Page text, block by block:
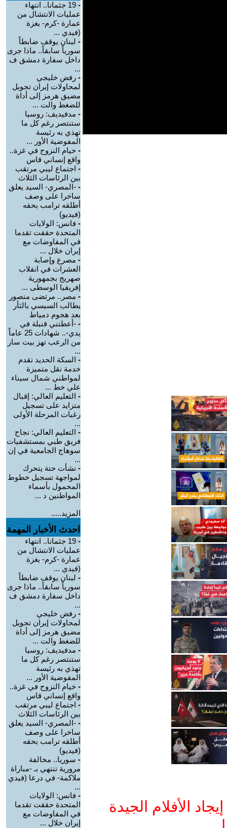
الأفلام الجيدة
-
19 جثمانا.. انتهاء
عمليات الانتشال من
عمارة -كرم- بغزة
(فيدي ...
- لبنان يوقف ضابطاً
سورياً سابقاً.. ماذا جرى
داخل سفارة دمشق ف
...
- رفض خليجي
لمحاولات إيران تحويل
مضيق هرمز إلى أداة
للضغط والت ...
- مدفيديف: روسيا
ستنتصر رغم كل ما
تهذي به رئيسة
المفوضية الأور ...
- خيام النزوح في غزة..
واقع إنساني قاس
- اجتماع ليبي مرتقب
بين الرئاسات الثلاث
- -المصري- السيد يعلق
ساخرا على وصف
أطلقه ترامب بحقه
(فيديو)
- فانس: الولايات
المتحدة حققت تقدما
في المفاوضات مع
إيران خلال ...
- مصرع وإصابة
العشرات في انقلاب
صهريج بجمهورية
إفريقيا الوسطى ...
- مصر.. مرتضى منصور
يطالب السيسي بالثأر
بعد هجوم دمياط
- -أعطتني قنبلة في
يدي-.. شهادات 25 عاماً
من الرعب تهز بيت سار
...
- السكة الحديد تقدم
خدمة نقل متميزة
لمواطني شمال سيناء
علي خط ...
- التعليم العالي: إقبال
متزايد على تسجيل
رغبات المرحلة الأولى
...
- التعليم العالي: نجاح
فريق طبي بمستشفيات
سوهاج الجامعية في إن
...
- نشأت حتة يتحرك
لمواجهة تسجيل خطوط
المحمول بأسماء
المواطنين د ...
المزيد.....
احدث الأخبار المهمة
-
19 جثمانا.. انتهاء
عمليات الانتشال من
عمارة -كرم- بغزة
(فيدي ...
- لبنان يوقف ضابطاً
سورياً سابقاً.. ماذا جرى
داخل سفارة دمشق ف
...
- رفض خليجي
لمحاولات إيران تحويل
مضيق هرمز إلى أداة
للضغط والت ...
- مدفيديف: روسيا
ستنتصر رغم كل ما
تهذي به رئيسة
المفوضية الأور ...
- خيام النزوح في غزة..
واقع إنساني قاس
- اجتماع ليبي مرتقب
بين الرئاسات الثلاث
- -المصري- السيد يعلق
ساخرا على وصف
أطلقه ترامب بحقه
(فيديو)
- سوريا.. مخالفة
مرورية تنتهي بـ -مباراة
ملاكمة- في درعا (فيدي
...
- فانس: الولايات
المتحدة حققت تقدما
في المفاوضات مع
إيران خلال ...